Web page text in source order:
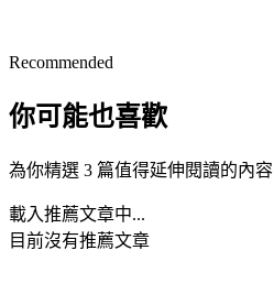
Recommended
你可能也喜歡
為你精選 3 篇值得延伸閱讀的內容
載入推薦文章中...
目前沒有推薦文章